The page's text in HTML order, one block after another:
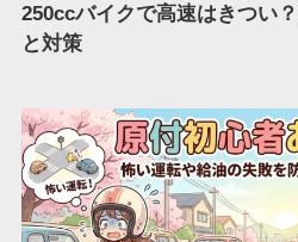
250ccバイクで高速はきつい
と対策